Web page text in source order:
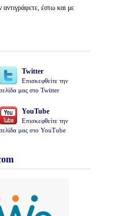
έστω και με
Twitter
Επισκεφθείτε την
μας στο Twitter
YouTube
Επισκεφθείτε την
μας στο YouTube